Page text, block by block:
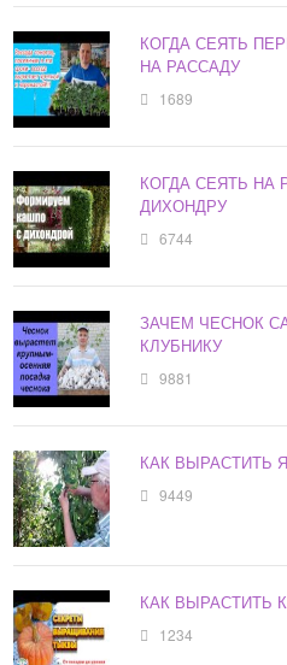
КОГДА СЕЯТЬ
НА РАССАДУ
1689
КОГДА СЕЯТЬ НА
ДИХОНДРУ
6744
ЗАЧЕМ ЧЕСНОК
КЛУБНИКУ
9881
КАК ВЫРАСТИТЬ
9449
КАК ВЫРАСТИТЬ
1234